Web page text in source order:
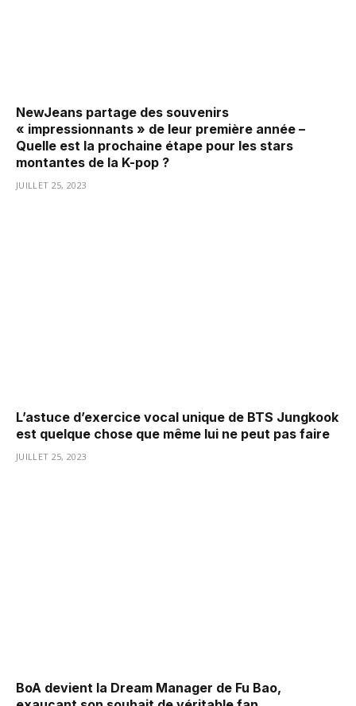
NewJeans partage des souvenirs
« impressionnants » de leur première année –
Quelle est la prochaine étape pour les stars
montantes de la K-pop ?
JUILLET 25, 2023
L’astuce d’exercice vocal unique de BTS Jungkook
est quelque chose que même lui ne peut pas faire
JUILLET 25, 2023
BoA devient la Dream Manager de Fu Bao,